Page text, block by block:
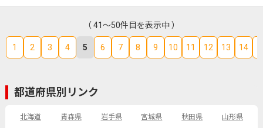
（ 41～50件目を表示中 ）
1 2 3 4 5 6 7 8 9 10 11 12 13 14
都道府県別リンク
北海道 青森県 岩手県 宮城県 秋田県
山形県